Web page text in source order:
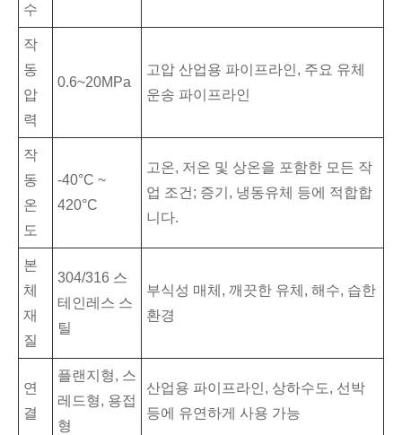
수
작
동
압
력
0.6~20MPa
고압 산업용 파이프라인, 주요 유체
운송 파이프라인
작
동
온
도
-40°C ~
420°C
고온, 저온 및 상온을 포함한 모든 작
업 조건; 증기, 냉동유체 등에 적합합
니다.
본
체
재
질
304/316 스
테인레스 스
틸
부식성 매체, 깨끗한 유체, 해수, 습한
환경
연
결
플랜지형, 스
레드형, 용접
형
산업용 파이프라인, 상하수도, 선박
등에 유연하게 사용 가능